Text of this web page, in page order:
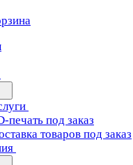
печать под заказ
товаров под заказ